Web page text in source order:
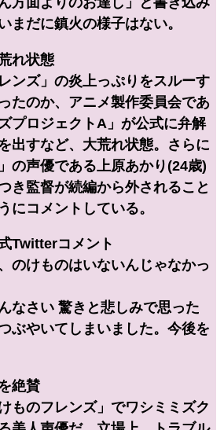
まだに鎮火の様子はない。
れ状態
ンズ」の炎上っぷりをスルーす
たのか、アニメ製作委員会であ
プロジェクトA」が公式に弁解
出すなど、大荒れ状態。さらに
の声優である上原あかり(24歳)
き監督が続編から外されること
にコメントしている。
Twitterコメント
のけものはいないんじゃなかっ
なさい 驚きと悲しみで思った
ぶやいてしまいました。今後を
絶賛
ものフレンズ」でワシミミズク